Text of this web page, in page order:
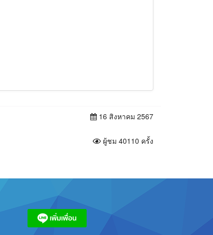
16 สิงหาคม 2567
ผู้ชม 40110 ครั้ง